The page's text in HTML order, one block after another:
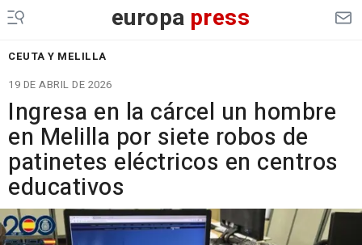
europa press
CEUTA Y MELILLA
19 DE ABRIL DE 2026
Ingresa en la cárcel un hombre
en Melilla por siete robos de
patinetes eléctricos en centros
educativos